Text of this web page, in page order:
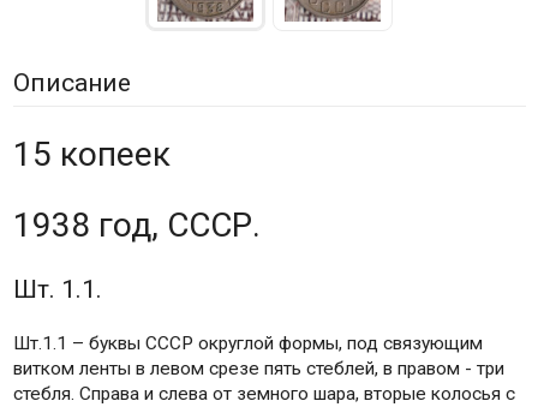
Описание
15 копеек
1938 год, СССР.
Шт. 1.1.
Шт.1.1 – буквы СССР округлой формы, под связующим
витком ленты в левом срезе пять стеблей, в правом - три
стебля. Справа и слева от земного шара, вторые колосья с